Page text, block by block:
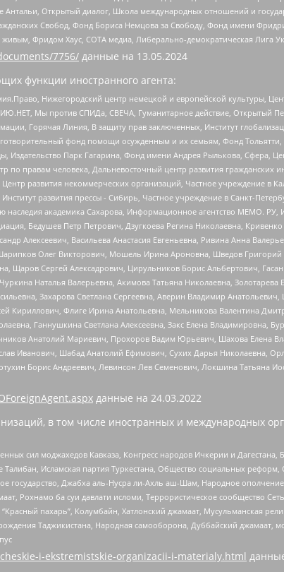
Открытый диалог, Школа международных отношений и
Свобод, Фонд Бориса Немцова за Свободу, Фонд имени
Фридом Хаус, СОТА медиа, Либерально-демократическая Лига
7756/ данные на 13.05.2024
функции иностранного агента:
Нижегородский центр немецкой и европейской культуры,
Мы против СПИДа, СВЕЧА, Гуманитарное действие, Открытый
Горячая Линия, В защиту прав заключенных, Институт
фонд помощи осужденным и их семьям, Фонд
Издательство Парк Гагарина, Фонд имени Андрея Рылькова, Сфера,
по правам человека, Дальневосточный центр развития
развития некоммерческих организаций, Частное учреждение в
развития прессы - Сибирь, Частное учреждение в Санкт-
наследия академика Сахарова, Информационное агентство МЕМО.
Бедушев Петр Петрович, Дзугкоева Регина Николаевна,
Алексеевич, Васильева Анастасия Евгеньевна, Ривина Анна
Олег Викторович, Мошель Ирина Ароновна, Шведов
Щаров Сергей Алексадрович, Цирульников Борис Альбертович,
Наталья Валерьевна, Акимова Татьяна Николаевна,
Захарова Светлана Сергеевна, Аверин Владимир
Кириллович, Флиге Ирина Анатольевна, Мельникова Валентина
Ганнушкина Светлана Алексеевна, Закс Елена
Анатолий Мариевич, Прохоров Вадим Юрьевич, Шахова Елена
Иванович, Шабад Анатолий Ефимович, Сухих Дарья Николаевна,
Борис Андреевич, Левинсон Лев Семенович, Локшина Татьяна
данные на 24.03.2022
в том числе иностранных и международных
сил моджахедов Кавказа, Конгресс народов Ичкерии и Дагестана,
Исламская партия Туркестана, Общество социальных
государство, Джабха аль-Нусра ли-Ахль аш-Шам, Народное
Рохнамо ба суи давлати исломи, Террористическое сообщество
“Красный пахарь”, Колумбайн, Хатлонский джамаат, Мусульманская
Таджикистана, Народная самооборона, Дуббайский
i-ekstremistskie-organizacii-i-materialy.html